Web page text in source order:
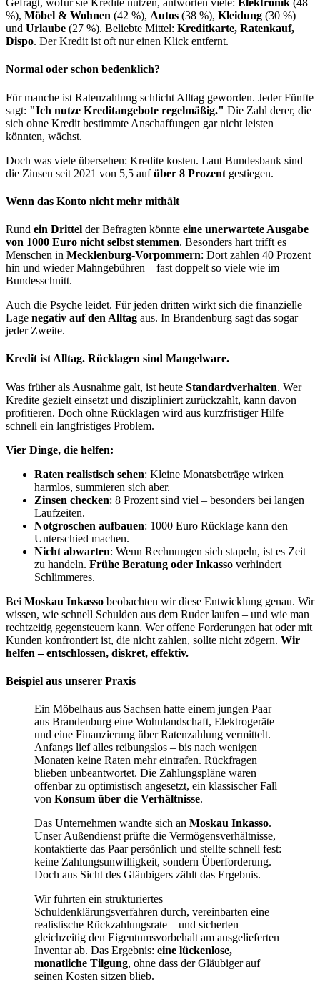
Gefragt, wofür sie Kredite nutzen, antworten viele: Elektronik (48
%), Möbel & Wohnen (42 %), Autos (38 %), Kleidung (30 %)
und Urlaube (27 %). Beliebte Mittel: Kreditkarte, Ratenkauf,
Dispo. Der Kredit ist oft nur einen Klick entfernt.
Normal oder schon bedenklich?
Für manche ist Ratenzahlung schlicht Alltag geworden. Jeder Fünfte
sagt: "Ich nutze Kreditangebote regelmäßig." Die Zahl derer, die
sich ohne Kredit bestimmte Anschaffungen gar nicht leisten
könnten, wächst.
Doch was viele übersehen: Kredite kosten. Laut Bundesbank sind
die Zinsen seit 2021 von 5,5 aufüber 8 Prozent gestiegen.
Wenn das Konto nicht mehr mithält
Rund ein Drittel der Befragten könnte eine unerwartete Ausgabe
von 1000 Euro nicht selbst stemmen. Besonders hart trifft es
Menschen in Mecklenburg-Vorpommern: Dort zahlen 40 Prozent
hin und wieder Mahngebühren – fast doppelt so viele wie im
Bundesschnitt.
Auch die Psyche leidet. Für jeden dritten wirkt sich die finanzielle
Lage negativ auf den Alltag aus. In Brandenburg sagt das sogar
jeder Zweite.
Kredit ist Alltag. Rücklagen sind Mangelware.
Was früher als Ausnahme galt, ist heute Standardverhalten. Wer
Kredite gezielt einsetzt und diszipliniert zurückzahlt, kann davon
profitieren. Doch ohne Rücklagen wird aus kurzfristiger Hilfe
schnell ein langfristiges Problem.
Vier Dinge, die helfen:
Raten realistisch sehen: Kleine Monatsbeträge wirken
harmlos, summieren sich aber.
Zinsen checken: 8 Prozent sind viel – besonders bei langen
Laufzeiten.
Notgroschen aufbauen: 1000 Euro Rücklage kann den
Unterschied machen.
Nicht abwarten: Wenn Rechnungen sich stapeln, ist es Zeit
zu handeln. Frühe Beratung oder Inkasso verhindert
Schlimmeres.
Bei Moskau Inkasso beobachten wir diese Entwicklung genau. Wir
wissen, wie schnell Schulden aus dem Ruder laufen – und wie man
rechtzeitig gegensteuern kann. Wer offene Forderungen hat oder mit
Kunden konfrontiert ist, die nicht zahlen, sollte nicht zögern. Wir
helfen – entschlossen, diskret, effektiv.
Beispiel aus unserer Praxis
Ein Möbelhaus aus Sachsen hatte einem jungen Paar
aus Brandenburg eine Wohnlandschaft, Elektrogeräte
und eine Finanzierung über Ratenzahlung vermittelt.
Anfangs lief alles reibungslos – bis nach wenigen
Monaten keine Raten mehr eintrafen. Rückfragen
blieben unbeantwortet. Die Zahlungspläne waren
offenbar zu optimistisch angesetzt, ein klassischer Fall
von Konsum über die Verhältnisse.
Das Unternehmen wandte sich an Moskau Inkasso.
Unser Außendienst prüfte die Vermögensverhältnisse,
kontaktierte das Paar persönlich und stellte schnell fest:
keine Zahlungsunwilligkeit, sondern Überforderung.
Doch aus Sicht des Gläubigers zählt das Ergebnis.
Wir führten ein strukturiertes
Schuldenklärungsverfahren durch, vereinbarten eine
realistische Rückzahlungsrate – und sicherten
gleichzeitig den Eigentumsvorbehalt am ausgelieferten
Inventar ab. Das Ergebnis: eine lückenlose,
monatliche Tilgung, ohne dass der Gläubiger auf
seinen Kosten sitzen blieb.